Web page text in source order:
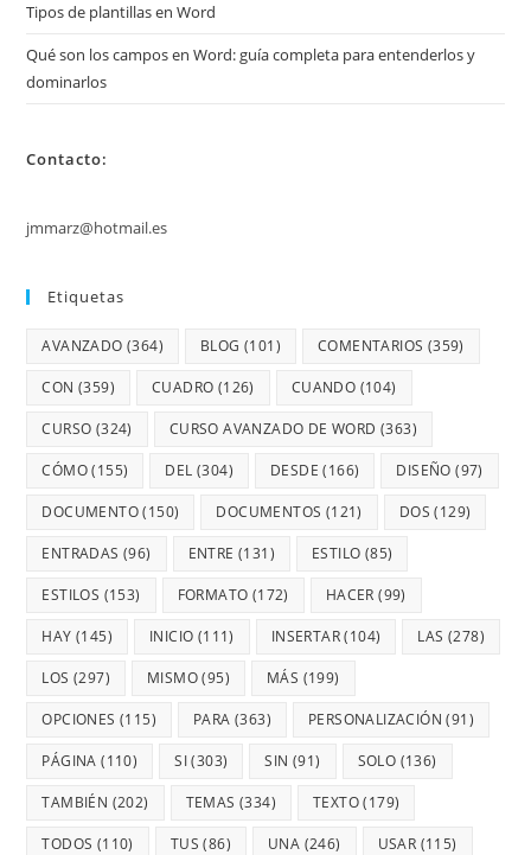
Tipos de plantillas en Word
Qué son los campos en Word: guía completa para entenderlos y
dominarlos
Contacto:
jmmarz@hotmail.es
Etiquetas
AVANZADO (364) BLOG (101) COMENTARIOS (359)
CON (359) CUADRO (126) CUANDO (104)
CURSO (324) CURSO AVANZADO DE WORD (363)
CÓMO(155) DEL (304) DESDE (166) DISEÑO (97)
DOCUMENTO(150) DOCUMENTOS (121) DOS (129)
ENTRADAS (96) ENTRE (131) ESTILO (85)
ESTILOS (153) FORMATO (172) HACER (99)
HAY (145) INICIO (111) INSERTAR(104) LAS (278)
LOS (297) MISMO(95) MÁS (199)
OPCIONES (115) PARA (363) PERSONALIZACIÓN (91)
PÁGINA (110) SI(303) SIN (91) SOLO (136)
TAMBIÉN (202) TEMAS (334) TEXTO(179)
TODOS (110) TUS (86) UNA (246) USAR (115)